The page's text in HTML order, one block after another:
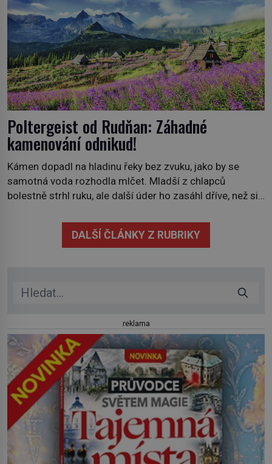
Srbsku má s upíry nevyřízené účty. […]
Poltergeist od Rudňan: Záhadné
kamenování odnikud!
Kámen dopadl na hladinu řeky bez zvuku, jako by se
samotná voda rozhodla mlčet. Mladší z chlapců
bolestně strhl ruku, ale další úder ho zasáhl dříve, než si
zachrčel starší student, ale v houštině na břehu nebyl
nikdo, kdo by po nich mohl cokoliv házet. A když se […]
DALŠÍ ČLÁNKY Z RUBRIKY
reklama